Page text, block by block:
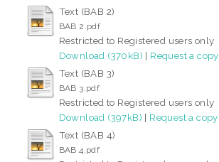
Text (BAB 2)
BAB 2.pdf
Restricted to Registered users only
Download (370kB) | Request a copy
Text (BAB 3)
BAB 3.pdf
Restricted to Registered users only
Download (397kB) | Request a copy
Text (BAB 4)
BAB 4.pdf